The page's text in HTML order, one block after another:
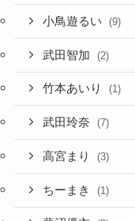
小鳥遊るい (9)
武田智加 (2)
竹本あいり (1)
武田玲奈 (7)
高宮まり (3)
ちーまき (1)